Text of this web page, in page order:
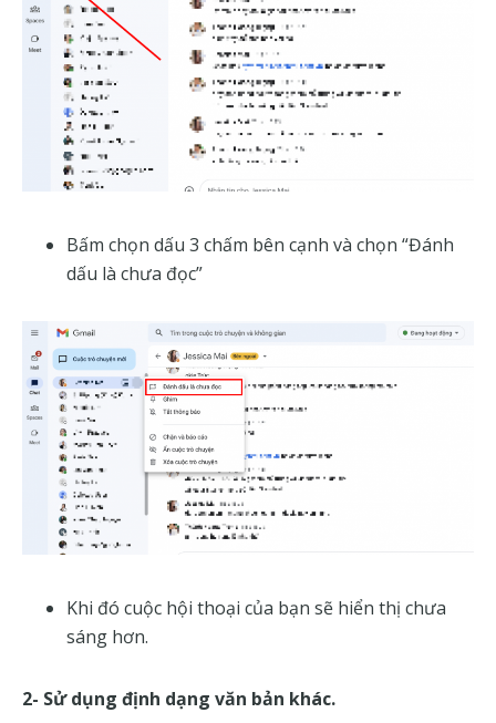
Bấm chọn dấu 3 chấm bên cạnh và chọn “Đánh
dấu là chưa đọc”
Khi đó cuộc hội thoại của bạn sẽ hiển thị chưa
sáng hơn.
2- Sử dụng định dạng văn bản khác.